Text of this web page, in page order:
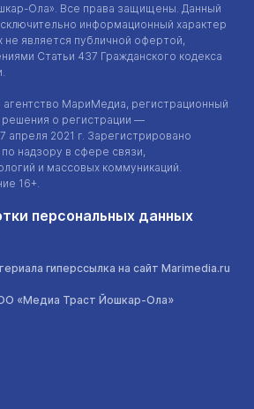
Ола». Все права защищены. Данный
информационный характер
не является публичной офертой,
Статьи 437 Гражданского кодекса
МариМедиа, регистрационный
решения о регистрации —
апреля 2021 г. Зарегистрировано
надзору в сфере связи,
и массовых коммуникаций.
16+.
персональных данных
гиперссылка на сайт Marimedia.ru
«Медиа Траст Йошкар-Ола»